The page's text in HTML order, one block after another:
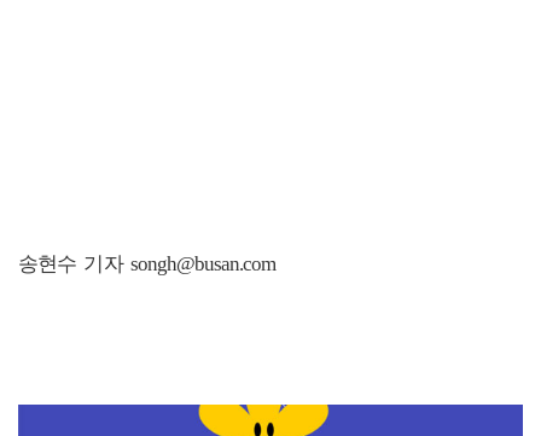
송현수 기자 songh@busan.com